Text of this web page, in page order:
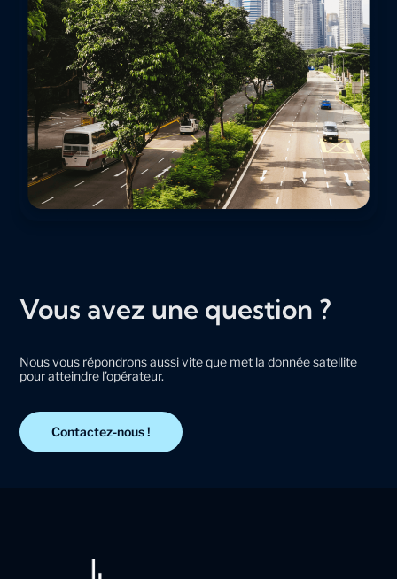
Vous avez une question ?
Nous vous répondrons aussi vite que met la donnée satellite
pour atteindre l’opérateur.
Contactez-nous !